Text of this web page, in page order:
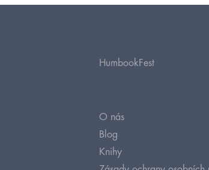
HumbookFest
O nás
Blog
Knihy